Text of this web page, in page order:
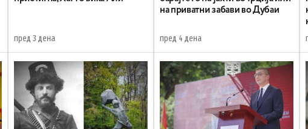
пред 3 дена
на приватни забави во Дубаи
пред 4 дена